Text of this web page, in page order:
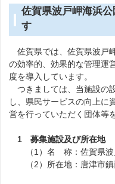
佐賀県波戸岬海浜
す
佐賀県では、佐賀県波戸
の効率的、効果的な管理運
度を導入しています。
つきましては、当施設の
し、県民サービスの向上に
営を行っていただく団体等
1 募集施設及び所在地
（1）名 称：佐賀県波
（2）所在地：唐津市鎮